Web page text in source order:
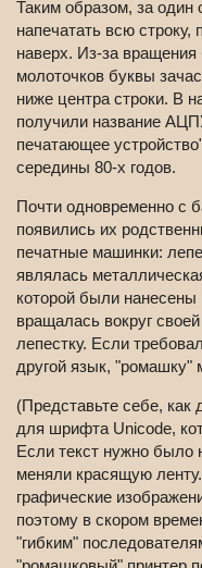
Таким образом, за
напечатать всю
наверх. Из-за вращения
молоточков буквы
ниже центра строки. В
получили название
печатающее
середины 80-х годов.
Почти одновременно с
появились их
печатные машинки:
являлась
которой были
вращалась вокруг
лепестку. Если
другой язык, "ромашку"
(Представьте себе,
для шрифта Unicode,
Если текст нужно было
меняли красящую
графические
поэтому в скором
"гибким"